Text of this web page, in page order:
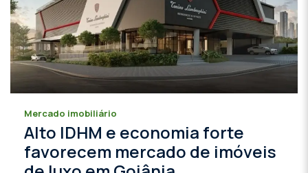
Mercado imobiliário
Alto IDHM e economia forte
favorecem mercado de imóveis